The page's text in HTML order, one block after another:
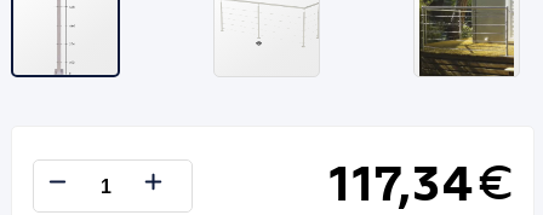
117,34€